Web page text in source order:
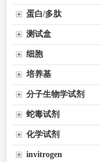
蛋白/多肽
测试盒
细胞
培养基
分子生物学试剂
蛇毒试剂
化学试剂
invitrogen